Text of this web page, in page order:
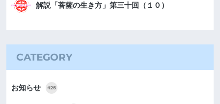
解説「菩薩の生き方」第三十回（１０）
CATEGORY
お知らせ 425